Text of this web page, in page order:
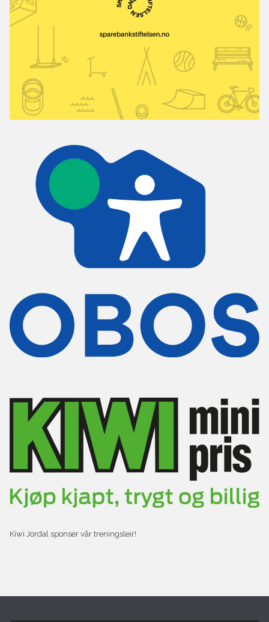
Kiwi Jordal sponser vår treningsleir!